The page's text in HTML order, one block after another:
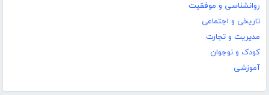
روانشناسی و موفقیت
تاریخی و اجتماعی
مدیریت و تجارت
کودک و نوجوان
آموزشی